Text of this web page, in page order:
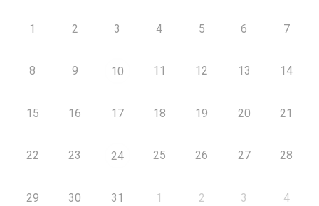
1 2 3 4 5 6 7
8 9 10 11 12 13 14
15 16 17 18 19 20 21
22 23 24 25 26 27 28
29 30 31 1 2 3 4